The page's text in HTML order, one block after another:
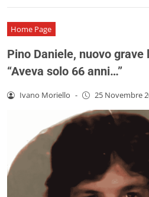
Home Page
Pino Daniele, nuovo
“Aveva solo 66 anni…”
Ivano Moriello - 25 Novembre